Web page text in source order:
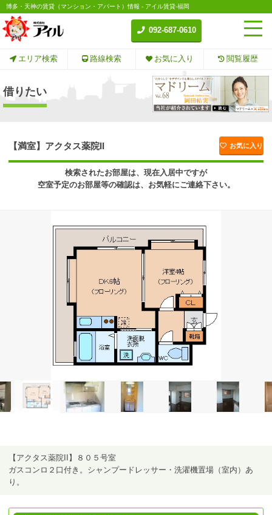
博多・天神の賃貸（マンション・アパート）情報 - アイル賃貸-福岡
092-687-0610
エリア検索 路線検索 お気に入り 閲覧履歴
借りたい
【満室】アクタス薬院II お気に入り
検索されたお部屋は、現在入居中ですが
空室予定のお部屋等の確認は、お気軽にご連絡下さい。
【アクタス薬院II】８０５号室
ガスコンロ２口付き。シャンプードレッサー・洗濯機置場（室内）あ
り。